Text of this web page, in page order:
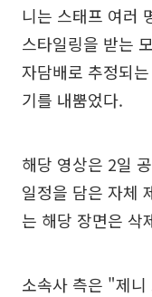
니는 스태프 여러
스타일링을 받는
자담배로 추정되
기를 내뿜었다.
해당 영상은 2일
일정을 담은 자체
는 해당 장면은 삭
소속사 측은 "제니